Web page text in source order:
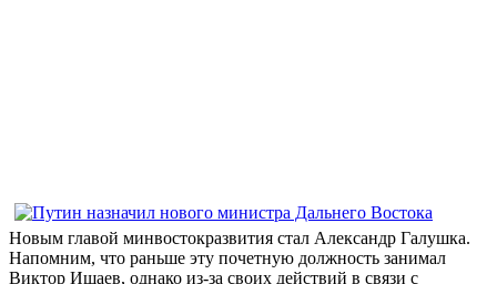
Новым главой минвостокразвития стал Александр Галушка.
Напомним, что раньше эту почетную должность занимал
Виктор Ишаев, однако из-за своих действий в связи с